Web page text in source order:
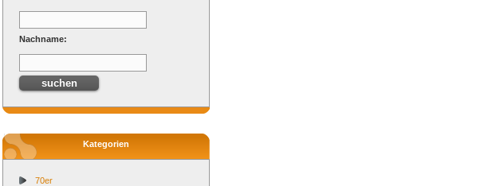
Nachname:
Kategorien
70er